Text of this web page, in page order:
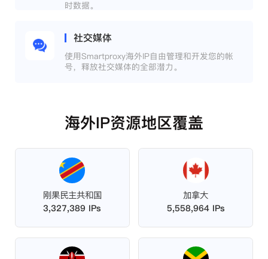
时数据。
社交媒体
使用Smartproxy海外IP自由管理和开发您的帐
号，释放社交媒体的全部潜力。
海外IP资源地区覆盖
刚果民主共和国
3,327,389 IPs
加拿大
5,558,964 IPs